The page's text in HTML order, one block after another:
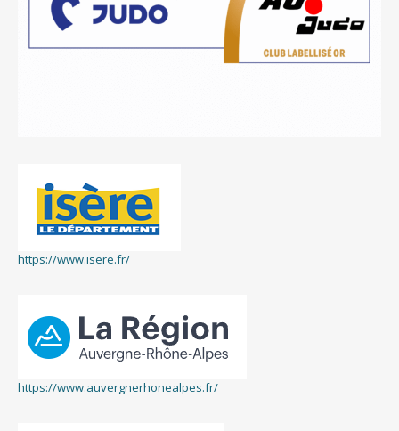
https://www.isere.fr/
https://www.auvergnerhonealpes.fr/